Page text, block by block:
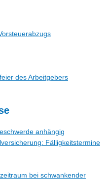
des Arbeitgebers
anhängig
Fälligkeitstermine
bei schwankender